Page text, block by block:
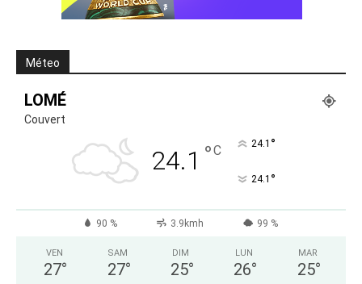
Méteo
LOMÉ
Couvert
24.1 °C 24.1 °
24.1 °
90 % 3.9kmh 99 %
VEN
27°
SAM
27°
DIM
25°
LUN
26°
MAR
25°